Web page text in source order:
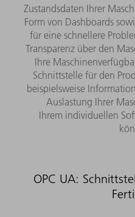
Zustandsdaten Ihrer
Form von Dashboards
für eine schnellere
Transparenz über den
Ihre
Schnittstelle für den
beispielsweise
Auslastung Ihrer
Ihrem individuellen
OPC UA: